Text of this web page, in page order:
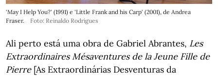
'May I Help You?' (1991) e 'Little Frank and his Carp' (2001), de Andrea
Fraser.
Foto: Reinaldo Rodrigues
Ali perto está uma obra de Gabriel Abrantes, Les
Extraordinaires Mésaventures de la Jeune Fille de
Pierre[As Extraordinárias Desventuras da